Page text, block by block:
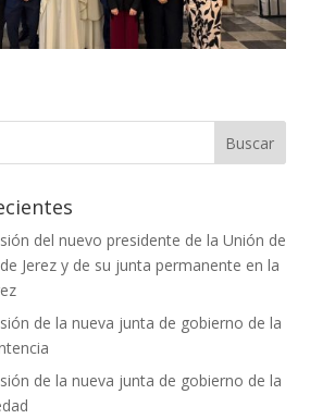
del nuevo presidente de la Unión de
Jerez y de su junta permanente en la
de la nueva junta de gobierno de la
de la nueva junta de gobierno de la